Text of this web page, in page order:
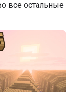
все остальные